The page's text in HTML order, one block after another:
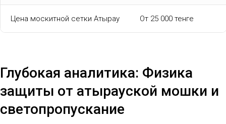
Цена москитной сетки Атырау От 25 000 тенге
Глубокая аналитика: Физика
защиты от атырауской мошки и
светопропускание